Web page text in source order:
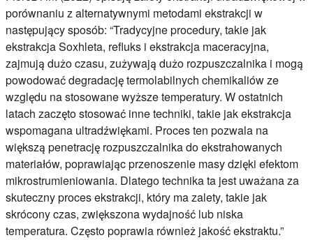
porównaniu z alternatywnymi metodami ekstrakcji w
następujący sposób: “Tradycyjne procedury, takie jak
ekstrakcja Soxhleta, refluks i ekstrakcja maceracyjna,
zajmują dużo czasu, zużywają dużo rozpuszczalnika i mogą
powodować degradację termolabilnych chemikaliów ze
względu na stosowane wyższe temperatury. W ostatnich
latach zaczęto stosować inne techniki, takie jak ekstrakcja
wspomagana ultradźwiękami. Proces ten pozwala na
większą penetrację rozpuszczalnika do ekstrahowanych
materiałów, poprawiając przenoszenie masy dzięki efektom
mikrostrumieniowania. Dlatego technika ta jest uważana za
skuteczny proces ekstrakcji, który ma zalety, takie jak
skrócony czas, zwiększona wydajność lub niska
temperatura. Często poprawia również jakość ekstraktu.”